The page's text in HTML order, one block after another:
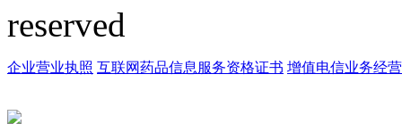
reserved
企业营业执照 互联网药品信息服务资格证书 增值电信业务经